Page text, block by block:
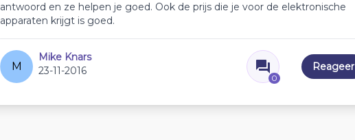
antwoord en ze helpen je goed. Ook de prijs die je voor de elektronische
apparaten krijgt is goed.
M
Mike Knars
23-11-2016
0
Reageer